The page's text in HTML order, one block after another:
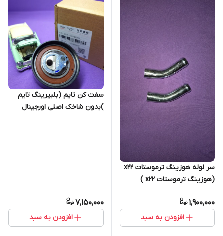
سر لوله هوزینگ ترموستات x22
(هوزینگ ترموستات x22 )
1,900,000
افزودن به سبد
سفت کن تایم (بلبیرینگ تایم
)بدون شاخک اصلی اورجینال
7,150,000
افزودن به سبد